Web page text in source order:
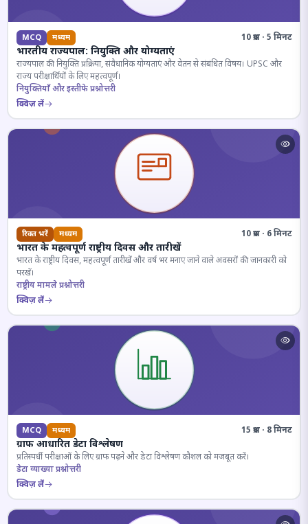
MCQ मध्यम 10 प्रश्न · 5 मिनट
भारतीय राज्यपाल: नियुक्ति और योग्यताएं
राज्यपाल की नियुक्ति प्रक्रिया, संवैधानिक योग्यताएं और वेतन से संबंधित विषय। UPSC और
राज्य परीक्षार्थियों के लिए महत्वपूर्ण।
नियुक्तियाँ और इस्तीफे प्रश्नोत्तरी
क्विज़ लें
रिक्त भरें मध्यम 10 प्रश्न · 6 मिनट
भारत के महत्वपूर्ण राष्ट्रीय दिवस और तारीखें
भारत के राष्ट्रीय दिवस, महत्वपूर्ण तारीखें और वर्ष भर मनाए जाने वाले अवसरों की जानकारी को
परखें।
राष्ट्रीय मामले प्रश्नोत्तरी
क्विज़ लें
MCQ मध्यम 15 प्रश्न · 8 मिनट
ग्राफ आधारित डेटा विश्लेषण
प्रतिस्पर्धी परीक्षाओं के लिए ग्राफ पढ़ने और डेटा विश्लेषण कौशल को मजबूत करें।
डेटा व्याख्या प्रश्नोत्तरी
क्विज़ लें